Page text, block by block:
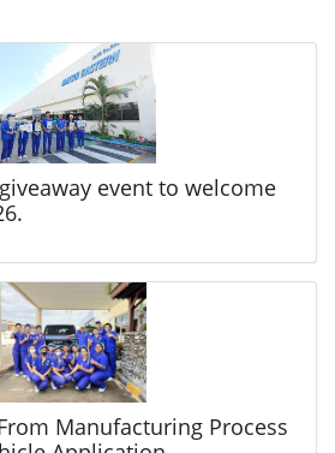
event to welcome
Manufacturing Process